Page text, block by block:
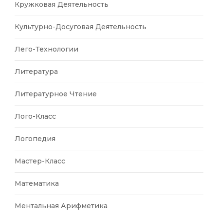
Кружковая Деятельность
Культурно-Досуговая Деятельность
Лего-Технологии
Литература
Литературное Чтение
Лого-Класс
Логопедия
Мастер-Класс
Математика
Ментальная Арифметика